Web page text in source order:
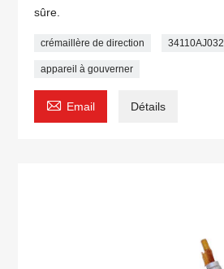
sûre.
crémaillère de direction 34110AJ032
appareil à gouverner
 Email Détails